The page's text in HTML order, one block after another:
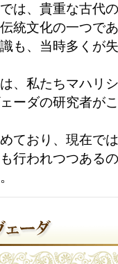
は、貴重な古代
統文化の一つで
も、当時多くが
、私たちマハリ
ーダの研究者が
ており、現在で
行われつつある